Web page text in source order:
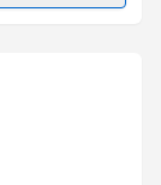
takvimi
almanız